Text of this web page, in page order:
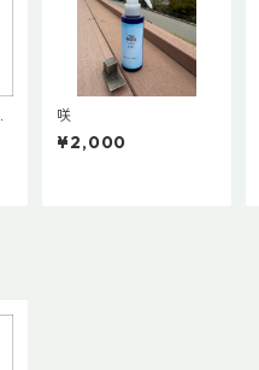
咲
¥2,000